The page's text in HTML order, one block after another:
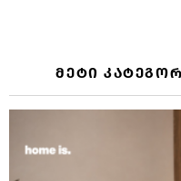
ᲛᲔᲢᲘ